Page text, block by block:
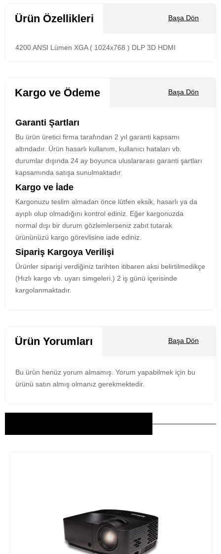
Ürün Özellikleri Başa Dön
4200 ANSI Lümen XGA ( 1024x768 ) DLP 3D HDMI
Kargo ve Ödeme Başa Dön
Garanti Şartları
Bu ürün üretici firma tarafından 2 yıl garanti kapsamı
altındadır. Ürün hasarlı kullanım, kullanıcı hataları vb.
durumlar dışında 24 ay boyunca uluslararası garanti şartları
kapsamında satışa sunulmaktadır.
Kargo ve İade
Kargonuzu teslim almadan önce lütfen eksik, hasarlı ya da
ayıplı olup olmadığını kontrol ediniz. Eğer kargonuzda
normal dışı bir durum gözlemlerseniz zabıt tutarak
ürününüzü kargo görevlisine iade ediniz.
Sipariş Kargoya Verilişi
Ürünler siparişi verdiğiniz tarihten itibaren aksi belirtilmedikçe
(Hızlı kargo vb. uyarı simgeleri.) 2 iş günü içerisinde
kargolanmaktadır.
Ürün Yorumları Başa Dön
Bu ürün henüz yorum almamış. Yorum yapabilmek için bu
ürünü satın almış olmanız gerekmektedir.